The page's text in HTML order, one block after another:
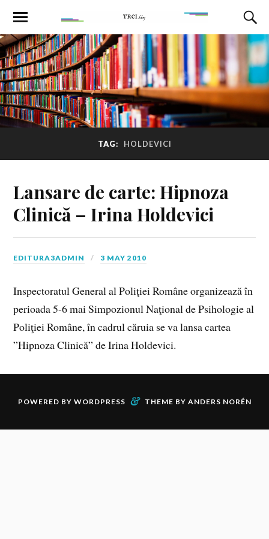
TAG: HOLDEVICI
Lansare de carte: Hipnoza
Clinică – Irina Holdevici
EDITURA3ADMIN 3 MAY 2010
Inspectoratul General al Poliţiei Române organizează în
perioada 5-6 mai Simpozionul Naţional de Psihologie al
Poliţiei Române, în cadrul căruia se va lansa cartea
”Hipnoza Clinică” de Irina Holdevici.
POWERED BY WORDPRESS & THEME BY ANDERS NORÉN